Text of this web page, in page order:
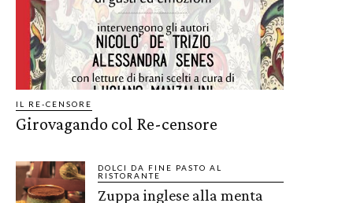
IL RE-CENSORE
Girovagando col Re-censore
DOLCI DA FINE PASTO AL
RISTORANTE
Zuppa inglese alla menta